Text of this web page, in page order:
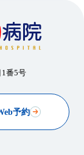
1番5号
予約